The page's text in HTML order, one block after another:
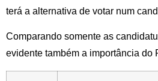
terá a alternativa de votar num
Comparando somente as
evidente também a importância do